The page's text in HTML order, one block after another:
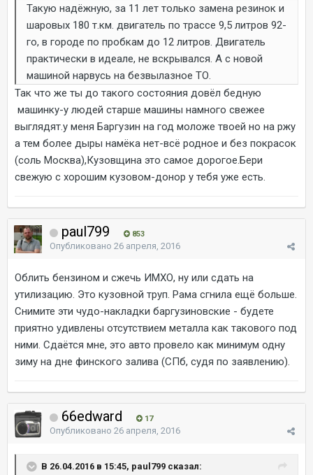
Такую надёжную, за 11 лет только замена резинок и
шаровых 180 т.км. двигатель по трассе 9,5 литров 92-
го, в городе по пробкам до 12 литров. Двигатель
практически в идеале, не вскрывался. А с новой
машиной нарвусь на безвылазное ТО.
Так что же ты до такого состояния довёл бедную
машинку-у людей старше машины намного свежее
выглядят.у меня Баргузин на год моложе твоей но на ржу
а тем более дыры намёка нет-всё родное и без покрасок
(соль Москва),Кузовщина это самое дорогое.Бери
свежую с хорошим кузовом-донор у тебя уже есть.
paul799 853
Опубликовано 26 апреля, 2016
Облить бензином и сжечь ИМХО, ну или сдать на
утилизацию. Это кузовной труп. Рама сгнила ещё больше.
Снимите эти чудо-накладки баргузиновские - будете
приятно удивлены отсутствием металла как такового под
ними. Сдаётся мне, это авто провело как минимум одну
зиму на дне финского залива (СПб, судя по заявлению).
66edward 17
Опубликовано 26 апреля, 2016
В 26.04.2016 в 15:45, paul799 сказал: